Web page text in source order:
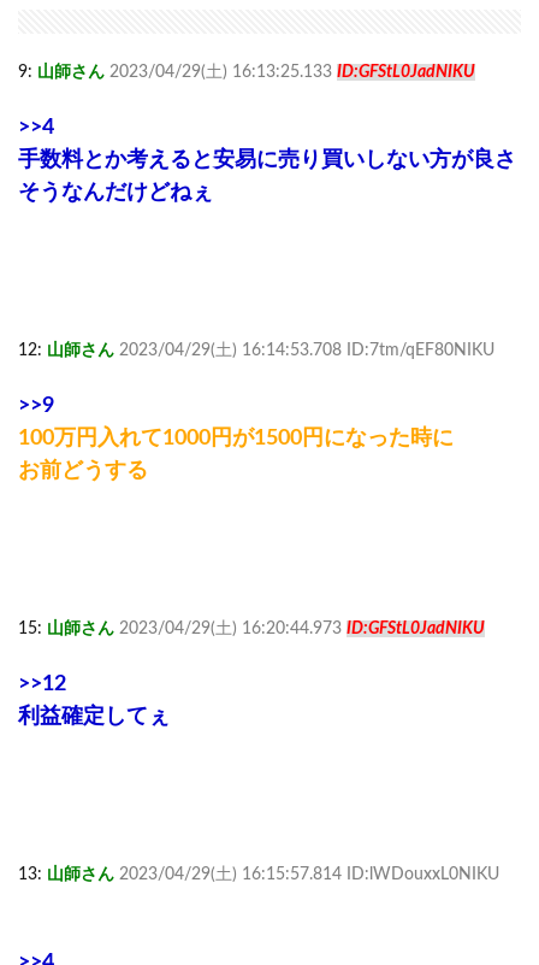
9: 山師さん 2023/04/29(土) 16:13:25.133 ID:GFStL0JadNIKU
>>4
手数料とか考えると安易に売り買いしない方が良さ
そうなんだけどねぇ
12: 山師さん 2023/04/29(土) 16:14:53.708 ID:7tm/qEF80NIKU
>>9
100万円入れて1000円が1500円になった時に
お前どうする
15: 山師さん 2023/04/29(土) 16:20:44.973 ID:GFStL0JadNIKU
>>12
利益確定してぇ
13: 山師さん 2023/04/29(土) 16:15:57.814 ID:lWDouxxL0NIKU